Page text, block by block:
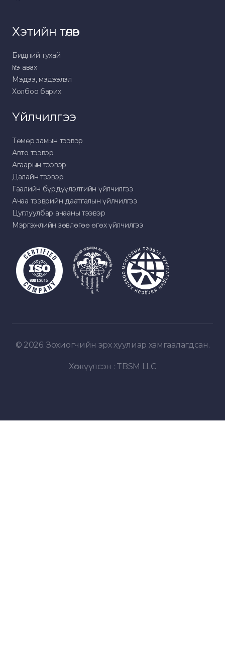
Хэтийн төлөв
Бидний тухай
Үнэ авах
Мэдээ, мэдээлэл
Холбоо барих
Үйлчилгээ
Төмөр замын тээвэр
Авто тээвэр
Агаарын тээвэр
Далайн тээвэр
Гаалийн бүрдүүлэлтийн үйлчилгээ
Ачаа тээврийн даатгалын үйлчилгээ
Цуглуулбар ачааны тээвэр
Мэргэжлийн зөвлөгөө өгөх үйлчилгээ
© 2026. Зохиогчийн эрх хуулиар хамгаалагдсан.
Хөгжүүлсэн : TBSM LLC